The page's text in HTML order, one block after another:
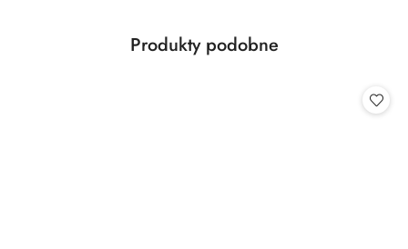
Pomiń karuzelę produktów
Produkty
Produkty podobne